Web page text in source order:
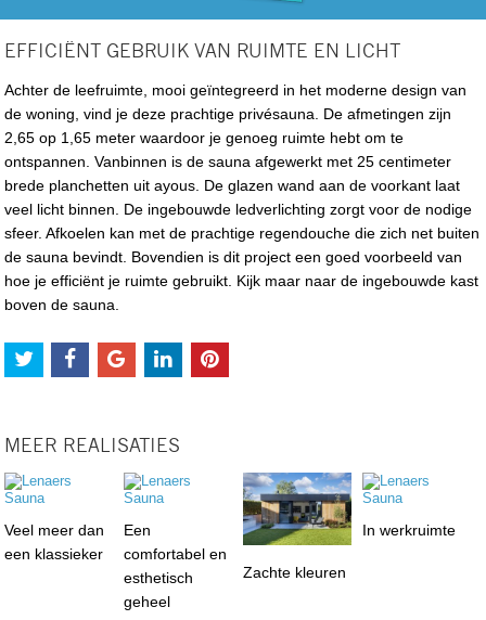
EFFICIËNT GEBRUIK VAN RUIMTE EN LICHT
Achter de leefruimte, mooi geïntegreerd in het moderne design van
de woning, vind je deze prachtige privésauna. De afmetingen zijn
2,65 op 1,65 meter waardoor je genoeg ruimte hebt om te
ontspannen. Vanbinnen is de sauna afgewerkt met 25 centimeter
brede planchetten uit ayous. De glazen wand aan de voorkant laat
veel licht binnen. De ingebouwde ledverlichting zorgt voor de nodige
sfeer. Afkoelen kan met de prachtige regendouche die zich net buiten
de sauna bevindt. Bovendien is dit project een goed voorbeeld van
hoe je efficiënt je ruimte gebruikt. Kijk maar naar de ingebouwde kast
boven de sauna.
MEER REALISATIES
Veel meer dan
een klassieker
Een
comfortabel en
esthetisch
geheel
Zachte kleuren
In werkruimte